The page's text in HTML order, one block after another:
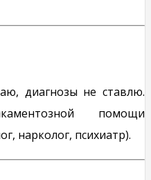
диагнозы не ставлю.
помощи
нарколог, психиатр).